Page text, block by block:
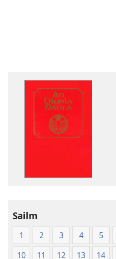
Sailm
1 2 3 4 5
10
11 12 13 14